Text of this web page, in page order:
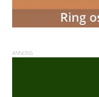
ANNONS